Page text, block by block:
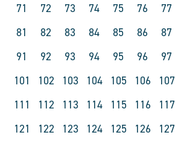
71
72 73 74 75 76 77
81
82 83 84 85 86 87
91
92 93 94 95 96 97
101
102 103 104 105 106 107
111
112 113 114 115 116 117
121
122 123 124 125 126 127